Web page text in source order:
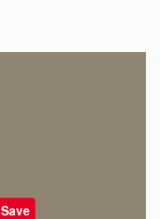
Save